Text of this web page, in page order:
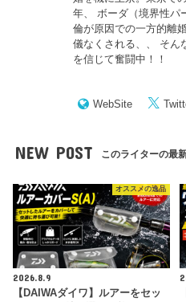
年、 ボーダ（境界性パ
倫が原因での一方的離
儀なくされる、、 そん
を信じて奮闘中！！
WebSite
NEW POST このライターの最
オススメの逸品
2026.8.9
【DAIWAダイワ】ルアーをセッ